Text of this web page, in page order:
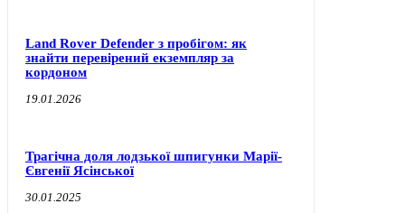
Land Rover Defender з пробігом: як
знайти перевірений екземпляр за
кордоном
19.01.2026
Трагічна доля лодзької шпигунки Марії-
Євгенії Ясінської
30.01.2025